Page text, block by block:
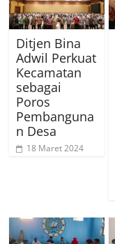
Ditjen Bina
Adwil Perkuat
Kecamatan
sebagai
Poros
Pembanguna
n Desa
18 Maret 2024